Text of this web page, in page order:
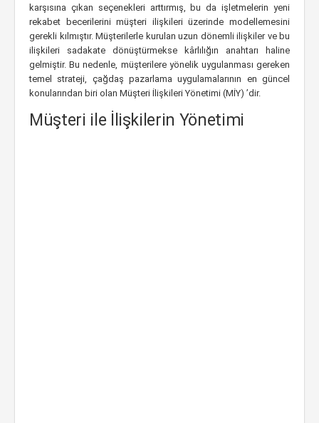
karşısına çıkan seçenekleri arttırmış, bu da işletmelerin yeni
rekabet becerilerini müşteri ilişkileri üzerinde modellemesini
gerekli kılmıştır. Müşterilerle kurulan uzun dönemli ilişkiler ve bu
ilişkileri sadakate dönüştürmekse kârlılığın anahtarı haline
gelmiştir. Bu nedenle, müşterilere yönelik uygulanması gereken
temel strateji, çağdaş pazarlama uygulamalarının en güncel
konularından biri olan Müşteri İlişkileri Yönetimi (MİY) ’dir.
Müşteri ile İlişkilerin Yönetimi